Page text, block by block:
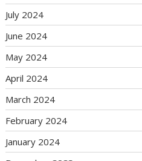
July 2024
June 2024
May 2024
April 2024
March 2024
February 2024
January 2024